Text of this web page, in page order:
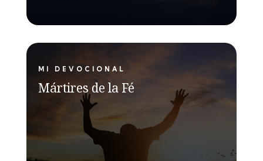
MI DEVOCIONAL
Mártires de la Fé